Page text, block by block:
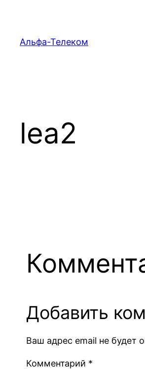
содержимому
Альфа-Телеком
lea2
Добавить
Ваш адрес email не будет
Комментарий *